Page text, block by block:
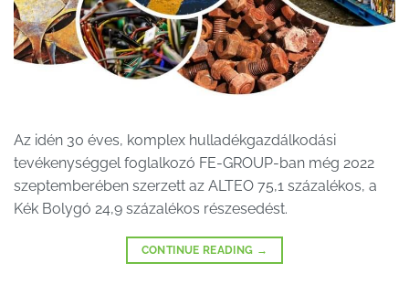
Az idén 30 éves, komplex hulladékgazdálkodási
tevékenységgel foglalkozó FE-GROUP-ban még 2022
szeptemberében szerzett az ALTEO 75,1 százalékos, a
Kék Bolygó 24,9 százalékos részesedést.
CONTINUE READING →